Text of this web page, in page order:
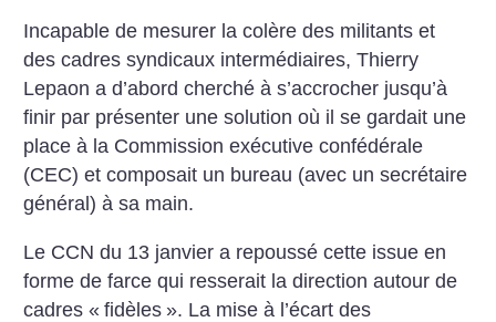
Incapable de mesurer la colère des militants et
des cadres syndicaux intermédiaires, Thierry
Lepaon a d’abord cherché à s’accrocher jusqu’à
finir par présenter une solution où il se gardait une
place à la Commission exécutive confédérale
(CEC) et composait un bureau (avec un secrétaire
général) à sa main.
Le CCN du 13 janvier a repoussé cette issue en
forme de farce qui resserait la direction autour de
cadres « fidèles ». La mise à l’écart des